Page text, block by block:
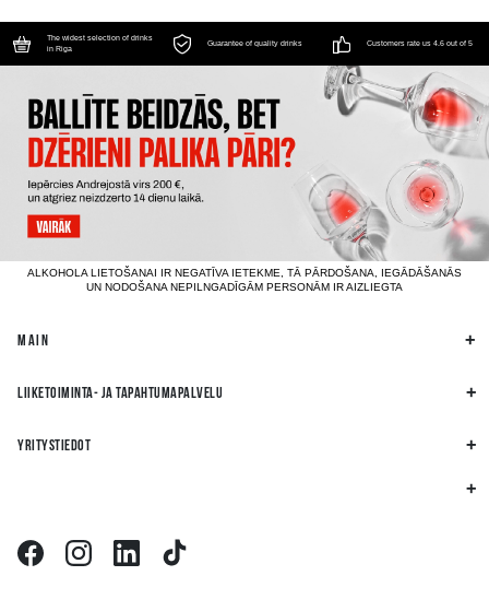
The widest selection of drinks
in Riga
Guarantee of quality drinks Customers rate us 4.6 out of 5
ALKOHOLA LIETOŠANAI IR NEGATĪVA IETEKME, TĀ PĀRDOŠANA, IEGĀDĀŠANĀS
UN NODOŠANA NEPILNGADĪGĀM PERSONĀM IR AIZLIEGTA
MAIN
LIIKETOIMINTA- JA TAPAHTUMAPALVELU
YRITYSTIEDOT